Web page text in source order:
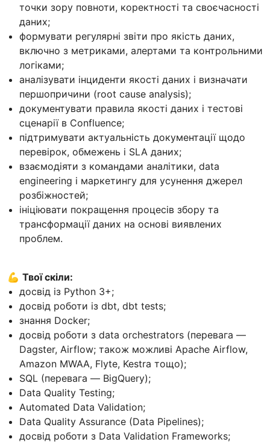
точки зору повноти, коректності та своєчасності
даних;
формувати регулярні звіти про якість даних,
включно з метриками, алертами та контрольними
логіками;
аналізувати інциденти якості даних і визначати
першопричини (root cause analysis);
документувати правила якості даних і тестові
сценарії в Confluence;
підтримувати актуальність документації щодо
перевірок, обмежень і SLA даних;
взаємодіяти з командами аналітики, data
engineering і маркетингу для усунення джерел
розбіжностей;
ініціювати покращення процесів збору та
трансформації даних на основі виявлених
проблем.
💪 Твої скіли:
досвід із Python 3+;
досвід роботи із dbt, dbt tests;
знання Docker;
досвід роботи з data orchestrators (перевага —
Dagster, Airflow; також можливі Apache Airflow,
Amazon MWAA, Flyte, Kestra тощо);
SQL (перевага — BigQuery);
Data Quality Testing;
Automated Data Validation;
Data Quality Assurance (Data Pipelines);
досвід роботи з Data Validation Frameworks;